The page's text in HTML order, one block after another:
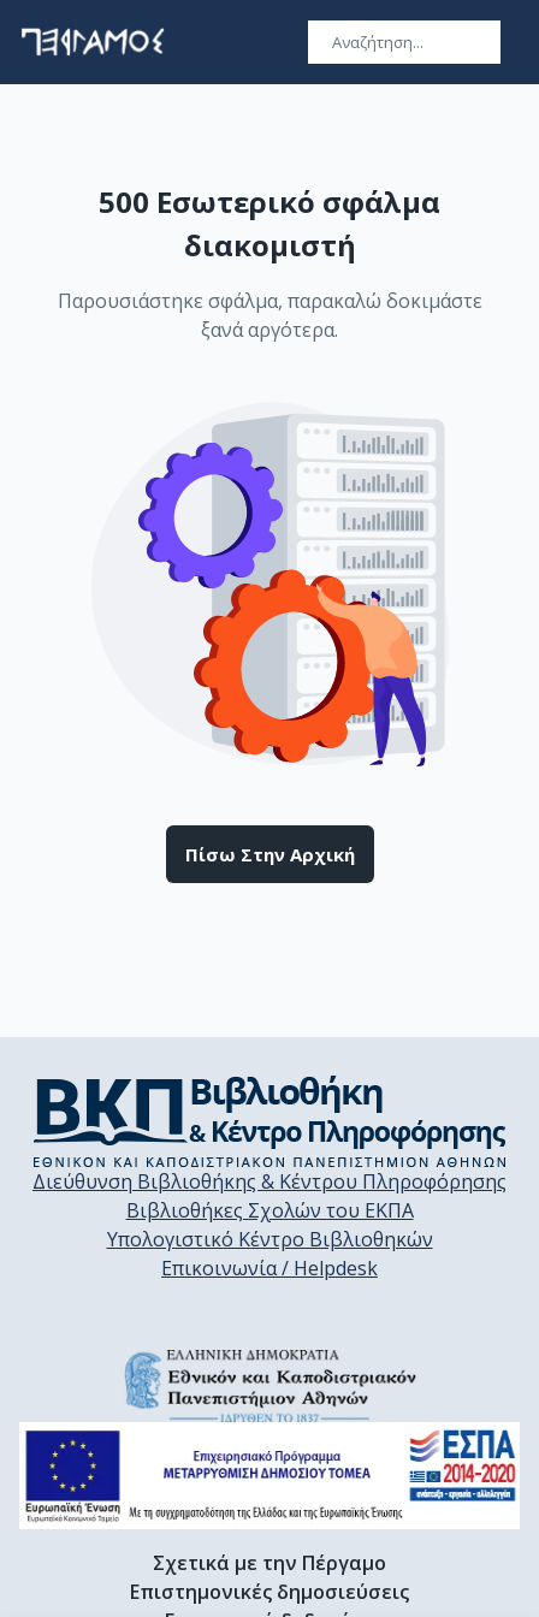
500 Εσωτερικό σφάλμα
διακομιστή
Παρουσιάστηκε σφάλμα, παρακαλώ δοκιμάστε
ξανά αργότερα.
Πίσω Στην Αρχική
Διεύθυνση Βιβλιοθήκης & Κέντρου Πληροφόρησης
Βιβλιοθήκες Σχολών του ΕΚΠΑ
Υπολογιστικό Κέντρο Βιβλιοθηκών
Επικοινωνία / Helpdesk
Σχετικά με την Πέργαμο
Επιστημονικές δημοσιεύσεις